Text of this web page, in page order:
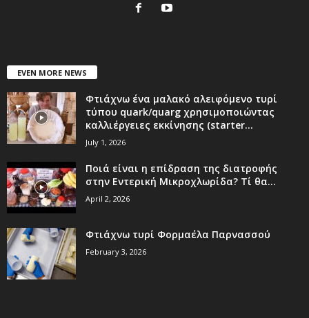
EVEN MORE NEWS
Φτιάχνω ένα μαλακό αλειφόμενο τυρί
τύπου quark/quarg χρησιμοποιώντας
καλλιέργειες εκκίνησης (starter...
July 1, 2026
Ποιά είναι η επίδραση της διατροφής
στην Εντερική Μικροχλωρίδα? Τί θα...
April 2, 2026
Φτιάχνω τυρί Φορμαέλα Παρνασσού
February 3, 2026